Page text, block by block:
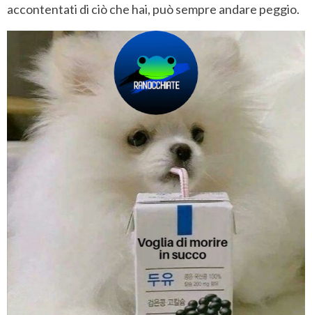
accontentati di ciò che hai, può sempre andare peggio.